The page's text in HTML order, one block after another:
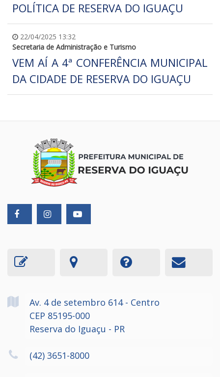
POLÍTICA DE RESERVA DO IGUAÇU
22/04/2025 13:32
Secretaria de Administração e Turismo
VEM AÍ A 4ª CONFERÊNCIA MUNICIPAL
DA CIDADE DE RESERVA DO IGUAÇU
Av. 4 de setembro 614 - Centro
CEP 85195-000
Reserva do Iguaçu - PR
(42) 3651-8000